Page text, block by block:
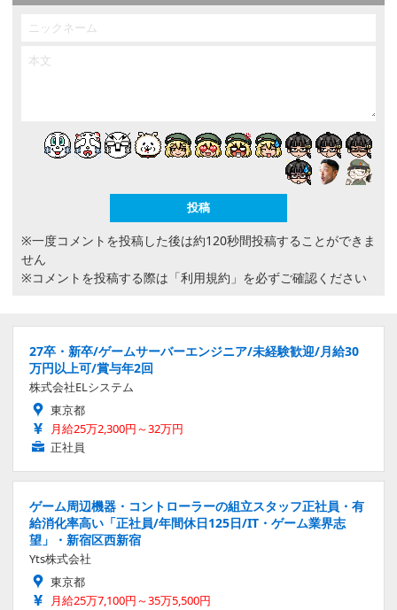
※一度コメントを投稿した後は約120秒間投稿することができま
せん
※コメントを投稿する際は 「利用規約」 を必ずご確認ください
27卒・新卒/ゲームサーバーエンジニア/未経験歓迎/月給30
万円以上可/賞与年2回
株式会社ELシステム
東京都
月給25万2,300円～32万円
正社員
ゲーム周辺機器・コントローラーの組立スタッフ正社員・有
給消化率高い「正社員/年間休日125日/IT・ゲーム業界志
望」・新宿区西新宿
Yts株式会社
東京都
月給25万7,100円～35万5,500円